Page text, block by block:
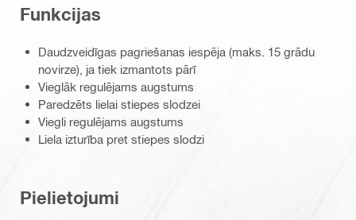
Funkcijas
Daudzveidīgas pagriešanas iespēja (maks. 15 grādu
novirze), ja tiek izmantots pārī
Vieglāk regulējams augstums
Paredzēts lielai stiepes slodzei
Viegli regulējams augstums
Liela izturība pret stiepes slodzi
Pielietojumi